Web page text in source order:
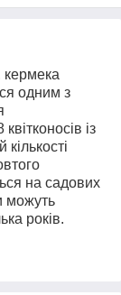
кермека
одним з
із
на садових
можуть
років.